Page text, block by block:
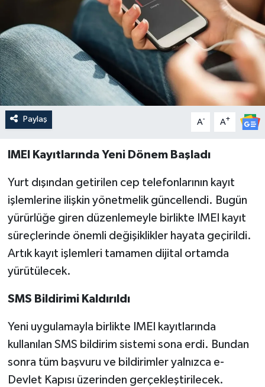
Paylaş A- A+
IMEI Kayıtlarında Yeni Dönem Başladı
Yurt dışından getirilen cep telefonlarının kayıt
işlemlerine ilişkin yönetmelik güncellendi. Bugün
yürürlüğe giren düzenlemeyle birlikte IMEI kayıt
süreçlerinde önemli değişiklikler hayata geçirildi.
Artık kayıt işlemleri tamamen dijital ortamda
yürütülecek.
SMS Bildirimi Kaldırıldı
Yeni uygulamayla birlikte IMEI kayıtlarında
kullanılan SMS bildirim sistemi sona erdi. Bundan
sonra tüm başvuru ve bildirimler yalnızca e-
Devlet Kapısı üzerinden gerçekleştirilecek.